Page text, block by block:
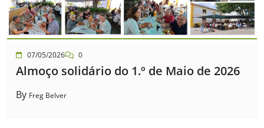
07/05/2026 0
Almoço solidário do 1.º de Maio de 2026
By Freg Belver